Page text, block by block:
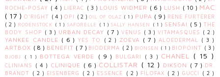
ROCHE-POSAY ( 4 ) LIERAC ( 3 ) LOUIS WIDMER ( 6 ) LUSH ( 10 ) MAC
( 17 ) O'RIGHT ( 4 ) OPI ( 2 )OIL OF OLAZ ( 1 ) PUPA ( 9 ) RENE FURTERER
( 2 ) RODENSTOCK ( 1 ) SAFORELLE ( 1 ) SALLY HANSEN ( 1 ) SENSAI ( 5 )THE
BODY SHOP ( 3 ) URBAN DECAY ( 7 ) VENUS ( 3 ) VITAMASQUES ( 2 )
YANKEE CANDLE ( 6 ) YES TO ( 2 ) ZOEVA ( 7 ) ALOEDERMAL ( 3 )
ARTBOX ( 8 ) BENEFIT ( 7 ) BIODERMA ( 2 ) BIONSEN ( 1 ) BIOPOINT ( 3 )
BJOBJ ( 1 ) BOTTEGA VERDE ( 9 ) BULGARI ( 3 ) CHANEL ( 15 )
CLINIANS ( 4 ) CLINIQUE ( 6 ) COLLISTAR ( 12 ) DIKSON ( 7 ) DR.
BRANDT ( 2 ) EISENBERG ( 2 ) ESSENCE ( 2 ) FILOFAX ( 2 ) GUCCI ( 2 )